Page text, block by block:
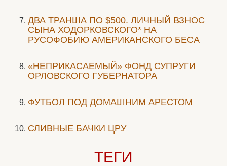
ДВА ТРАНША ПО $500. ЛИЧНЫЙ ВЗНОС
СЫНА ХОДОРКОВСКОГО* НА
РУСОФОБИЮ АМЕРИКАНСКОГО БЕСА
«НЕПРИКАСАЕМЫЙ» ФОНД СУПРУГИ
ОРЛОВСКОГО ГУБЕРНАТОРА
ФУТБОЛ ПОД ДОМАШНИМ АРЕСТОМ
СЛИВНЫЕ БАЧКИ ЦРУ
ТЕГИ